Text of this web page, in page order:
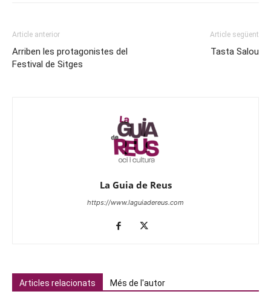
Article anterior
Arriben les protagonistes del
Festival de Sitges
Article següent
Tasta Salou
La Guia de Reus
https://www.laguiadereus.com
Articles relacionats Més de l'autor